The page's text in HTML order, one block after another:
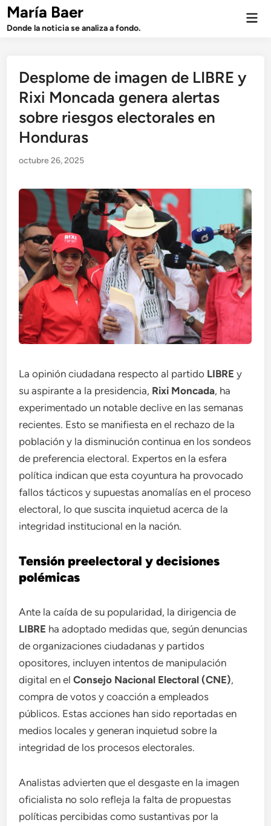
Saltar
contenido
María Baer
Donde la noticia se analiza a fondo.
Desplome de imagen de LIBRE y
Rixi Moncada genera alertas
sobre riesgos electorales en
Honduras
octubre 26, 2025
La opinión ciudadana respecto al partido LIBRE y
su aspirante a la presidencia, Rixi Moncada, ha
experimentado un notable declive en las semanas
recientes. Esto se manifiesta en el rechazo de la
población y la disminución continua en los sondeos
de preferencia electoral. Expertos en la esfera
política indican que esta coyuntura ha provocado
fallos tácticos y supuestas anomalías en el proceso
electoral, lo que suscita inquietud acerca de la
integridad institucional en la nación.
Tensión preelectoral y decisiones
polémicas
Ante la caída de su popularidad, la dirigencia de
LIBRE ha adoptado medidas que, según denuncias
de organizaciones ciudadanas y partidos
opositores, incluyen intentos de manipulación
digital en elConsejo Nacional Electoral (CNE),
compra de votos y coacción a empleados
públicos. Estas acciones han sido reportadas en
medios locales y generan inquietud sobre la
integridad de los procesos electorales.
Analistas advierten que el desgaste en la imagen
oficialista no solo refleja la falta de propuestas
políticas percibidas como sustantivas por la